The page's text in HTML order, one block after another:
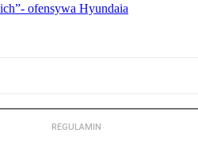
ofensywa Hyundaia
REGULAMIN